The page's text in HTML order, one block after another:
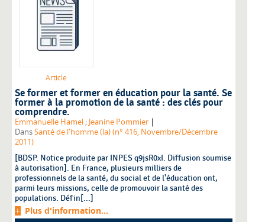
Article
Se former et former en éducation pour la santé. Se
former à la promotion de la santé : des clés pour
comprendre.
Emmanuelle Hamel ; Jeanine Pommier |
DansSanté de l'homme (la) (n° 416, Novembre/Décembre
2011)
[BDSP. Notice produite par INPES q9jsR0xI. Diffusion soumise
à autorisation]. En France, plusieurs milliers de
professionnels de la santé, du social et de l'éducation ont,
parmi leurs missions, celle de promouvoir la santé des
populations. Défin[...]
Plus d'information...